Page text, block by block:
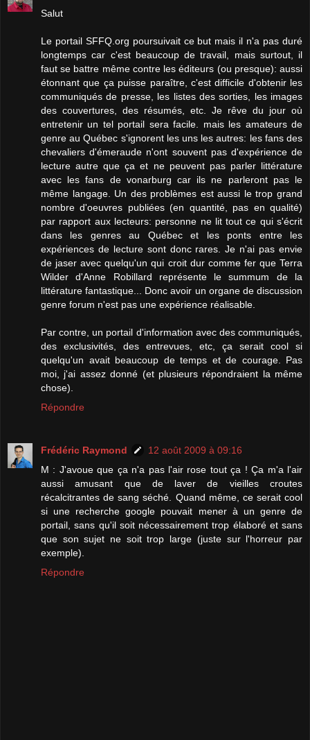
Salut
Le portail SFFQ.org poursuivait ce but mais il n'a pas duré
longtemps car c'est beaucoup de travail, mais surtout, il
faut se battre même contre les éditeurs (ou presque): aussi
étonnant que ça puisse paraître, c'est difficile d'obtenir les
communiqués de presse, les listes des sorties, les images
des couvertures, des résumés, etc. Je rêve du jour où
entretenir un tel portail sera facile. mais les amateurs de
genre au Québec s'ignorent les uns les autres: les fans des
chevaliers d'émeraude n'ont souvent pas d'expérience de
lecture autre que ça et ne peuvent pas parler littérature
avec les fans de vonarburg car ils ne parleront pas le
même langage. Un des problèmes est aussi le trop grand
nombre d'oeuvres publiées (en quantité, pas en qualité)
par rapport aux lecteurs: personne ne lit tout ce qui s'écrit
dans les genres au Québec et les ponts entre les
expériences de lecture sont donc rares. Je n'ai pas envie
de jaser avec quelqu'un qui croit dur comme fer que Terra
Wilder d'Anne Robillard représente le summum de la
littérature fantastique... Donc avoir un organe de discussion
genre forum n'est pas une expérience réalisable.
Par contre, un portail d'information avec des communiqués,
des exclusivités, des entrevues, etc, ça serait cool si
quelqu'un avait beaucoup de temps et de courage. Pas
moi, j'ai assez donné (et plusieurs répondraient la même
chose).
Répondre
Frédéric Raymond
12 août 2009 à 09:16
M : J'avoue que ça n'a pas l'air rose tout ça ! Ça m'a l'air
aussi amusant que de laver de vieilles croutes
récalcitrantes de sang séché. Quand même, ce serait cool
si une recherche google pouvait mener à un genre de
portail, sans qu'il soit nécessairement trop élaboré et sans
que son sujet ne soit trop large (juste sur l'horreur par
exemple).
Répondre